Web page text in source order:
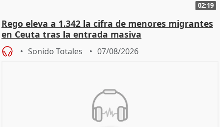
02:19
Rego eleva a 1.342 la cifra de menores migrantes
en Ceuta tras la entrada masiva
Sonido Totales 07/08/2026